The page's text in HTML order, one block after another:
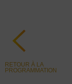
RETOUR À LA
PROGRAMMATION